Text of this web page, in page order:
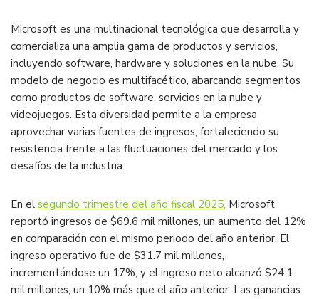
Microsoft es una multinacional tecnológica que desarrolla y
comercializa una amplia gama de productos y servicios,
incluyendo software, hardware y soluciones en la nube. Su
modelo de negocio es multifacético, abarcando segmentos
como productos de software, servicios en la nube y
videojuegos. Esta diversidad permite a la empresa
aprovechar varias fuentes de ingresos, fortaleciendo su
resistencia frente a las fluctuaciones del mercado y los
desafíos de la industria.
En el segundo trimestre del año fiscal 2025, Microsoft
reportó ingresos de $69.6 mil millones, un aumento del 12%
en comparación con el mismo periodo del año anterior. El
ingreso operativo fue de $31.7 mil millones,
incrementándose un 17%, y el ingreso neto alcanzó $24.1
mil millones, un 10% más que el año anterior. Las ganancias